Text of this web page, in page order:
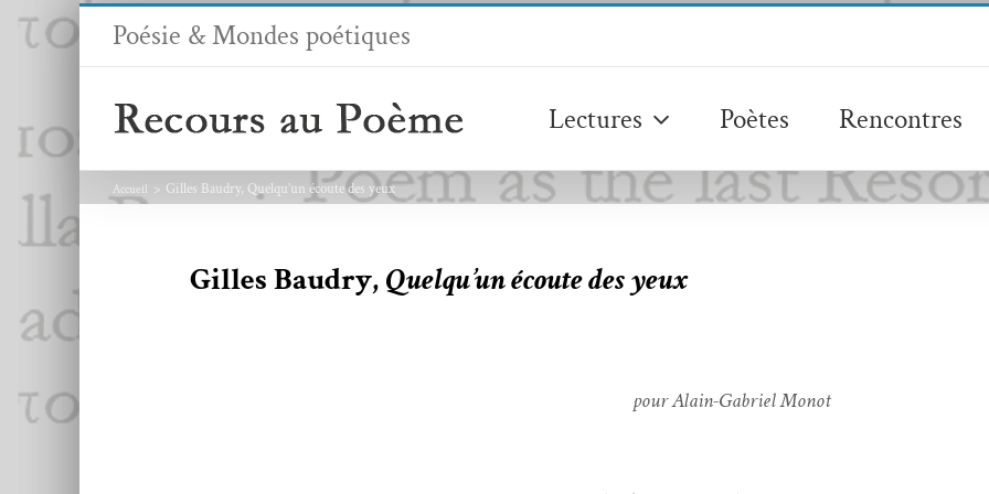
Passer
Poésie & Mondes poétiques
Lectures Poètes Rencontres
Accueil Gilles Baudry, Quelqu’un écoute des yeux
Gilles Baudry,Quelqu’un écoute des yeux
pour Alain-Gabriel Monot